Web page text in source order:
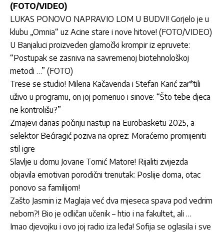
(FOTO/VIDEO)
LUKAS PONOVO NAPRAVIO LOM U BUDVI! Gorjelo je u
klubu „Omnia“ uz Acine stare i nove hitove! (FOTO/VIDEO)
U Banjaluci proizveden glamočki krompir iz epruvete:
“Postupak se zasniva na savremenoj biotehnološkoj
metodi …” (FOTO)
Trese se studio! Milena Kačavenda i Stefan Karić zar*tili
uživo u programu, on joj pomenuo i sinove: “Što tebe djeca
ne kontrolišu?”
Zmajevi danas počinju nastup na Eurobasketu 2025, a
selektor Bećiragić poziva na oprez: Moraćemo promijeniti
stil igre
Slavlje u domu Jovane Tomić Matore! Rijaliti zvijezda
objavila emotivan porodični trenutak: Poslije doma, otac
ponovo sa familijom!
Zašto Jasmin iz Maglaja već dva mjeseca spava pod vedrim
nebom?! Bio je odličan učenik – htio i na fakultet, ali …
Imao djevojku i ovo joj radio iza leđa! Sofija se oglasila i sve